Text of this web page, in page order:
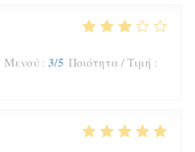
Μενού : 3/5 Ποιότητα / Τιμή :